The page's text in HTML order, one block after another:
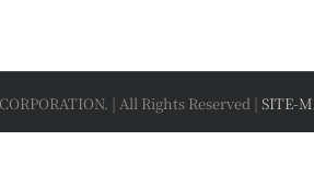
| All Rights Reserved | SITE-